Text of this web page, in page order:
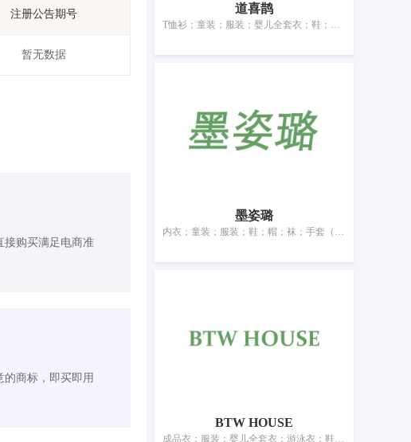
注册公告期号
暂无数据
接购买满足电商准
商标，即买即用
道喜鹊
T恤衫；童装；服装；婴儿全套衣；鞋；帽；袜；手套（服装）；围巾；腰带
墨姿璐
内衣；童装；服装；鞋；帽；袜；手套（服装）；围巾；腰带；婚纱
BTW HOUSE
成品衣；服装；婴儿全套衣；游泳衣；鞋；帽；袜；手套（服装）；围巾；腰带